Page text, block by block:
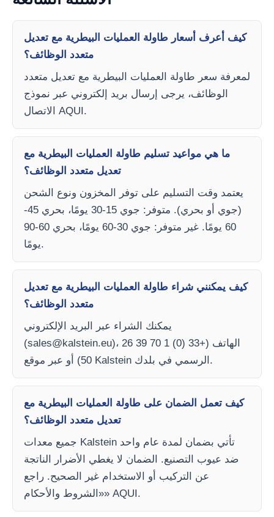
كيف أعرف أسعار طاولة العمليات البيطرية مع تعديل
متعدد الوظائف؟
لمعرفة سعر طاولة العمليات البيطرية مع تعديل متعدد
الوظائف، يرجى إرسال بريد إلكتروني عبر نموذج
الاتصال AQUI.
ما هي مواعيد تسليم طاولة العمليات البيطرية مع
تعديل متعدد الوظائف؟
يعتمد وقت التسليم على توفر المخزون ونوع الشحن
(جوي أو بحري). متوفر: جوي 15-30 يومًا، بحري 45-
60 يومًا. غير متوفر: جوي 30-60 يومًا، بحري 60-90
يومًا.
كيف يمكنني شراء طاولة العمليات البيطرية مع تعديل
متعدد الوظائف؟
يمكنك الشراء عبر البريد الإلكتروني
(sales@kalstein.eu)، الهاتف (+33 (0) 1 70 39 26
50) أو عبر موقع Kalstein الرسمي في بلدك.
كيف تعمل الضمان على طاولة العمليات البيطرية مع
تعديل متعدد الوظائف؟
جميع معدات Kalstein تأتي بضمان لمدة عام واحد
ضد عيوب التصنيع. الضمان لا يغطي الأضرار الناتجة
عن التركيب أو الاستخدام غير الصحيح. راجع
«الشروط والأحكام» AQUI.